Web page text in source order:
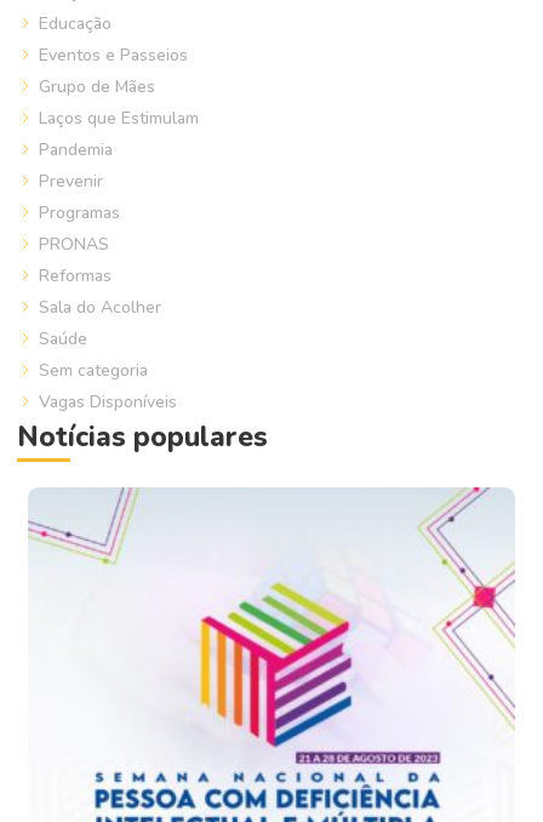
Educação
Eventos e Passeios
Grupo de Mães
Laços que Estimulam
Pandemia
Prevenir
Programas
PRONAS
Reformas
Sala do Acolher
Saúde
Sem categoria
Vagas Disponíveis
Notícias populares